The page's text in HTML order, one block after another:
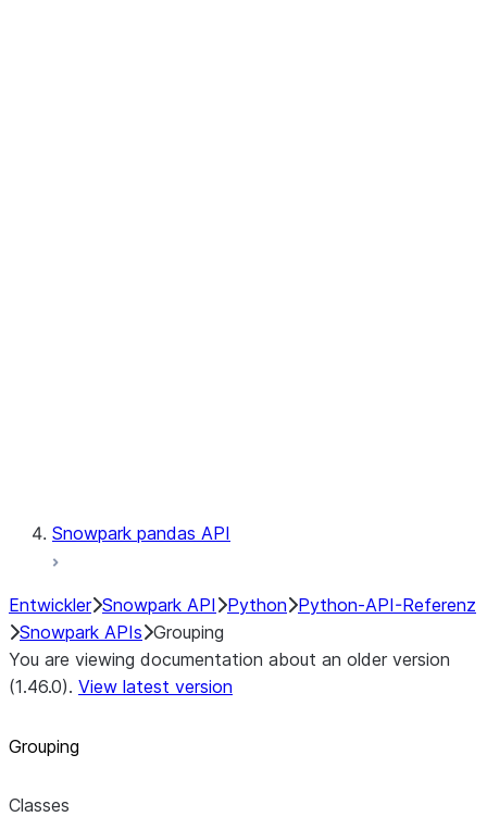
Snowpark pandas API
Entwickler Snowpark API Python Python-API-Referenz
Snowpark APIs Grouping
You are viewing documentation about an older version
(1.46.0). View latest version
Grouping
Classes